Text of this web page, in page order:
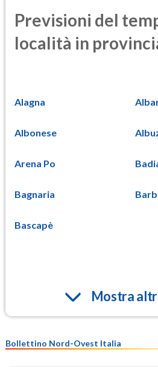
Previsioni del
località in
Alagna
Albonese
Arena Po
Bagnaria
Bascapè
Mostra
Bollettino Nord-Ovest Italia